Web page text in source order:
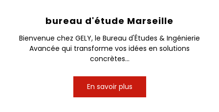
bureau d'étude Marseille
Bienvenue chez GELY, le Bureau d'Études & Ingénierie
Avancée qui transforme vos idées en solutions
concrètes...
En savoir plus